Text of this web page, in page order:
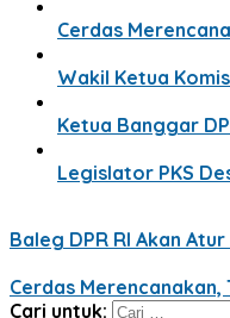
Cerdas
Wakil Ketua
Ketua Banggar
Legislator PKS
Baleg DPR RI Akan
Cerdas
Cari untuk: